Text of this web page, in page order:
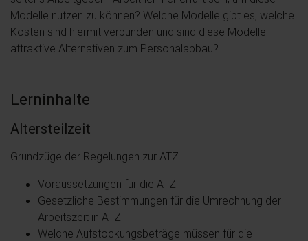
Modelle nutzen zu können? Welche Modelle gibt es, welche
Kosten sind hiermit verbunden und sind diese Modelle
attraktive Alternativen zum Personalabbau?
Lerninhalte
Altersteilzeit
Grundzüge der Regelungen zur ATZ
Voraussetzungen für die ATZ
Gesetzliche Bestimmungen für die Umrechnung der
Arbeitszeit in ATZ
Welche Aufstockungsbeträge müssen für die